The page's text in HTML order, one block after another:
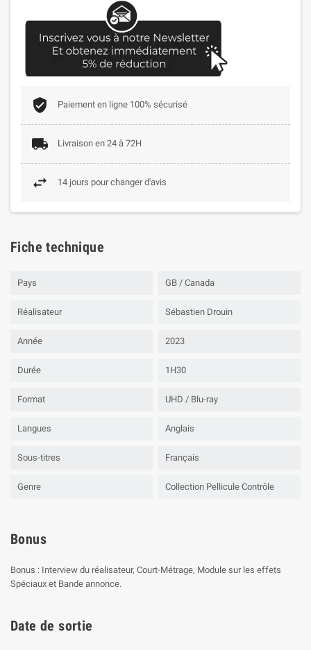
Paiement en ligne 100% sécurisé
Livraison en 24 à 72H
14 jours pour changer d'avis
Fiche technique
Pays GB / Canada
Réalisateur Sébastien Drouin
Année 2023
Durée 1H30
Format UHD / Blu-ray
Langues Anglais
Sous-titres Français
Genre Collection Pellicule Contrôle
Bonus
Bonus : Interview du réalisateur, Court-Métrage, Module sur les effets
Spéciaux et Bande annonce.
Date de sortie